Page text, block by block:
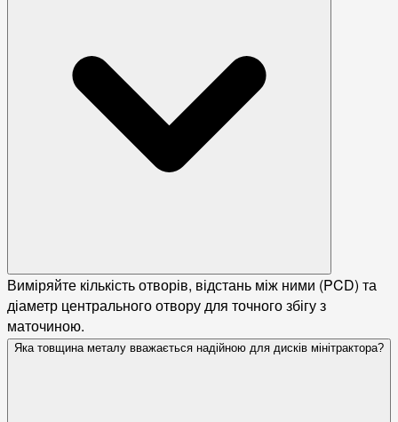
Виміряйте кількість отворів, відстань між ними (PCD) та
діаметр центрального отвору для точного збігу з
маточиною.
Яка товщина металу вважається надійною для дисків мінітрактора?